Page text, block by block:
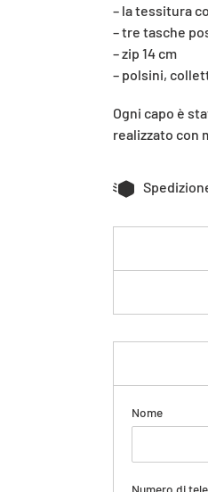
– la tessitura
– tre tasche
– zip 14 cm
– polsini,
Ogni capo è
realizzato con
Nome
Numero di